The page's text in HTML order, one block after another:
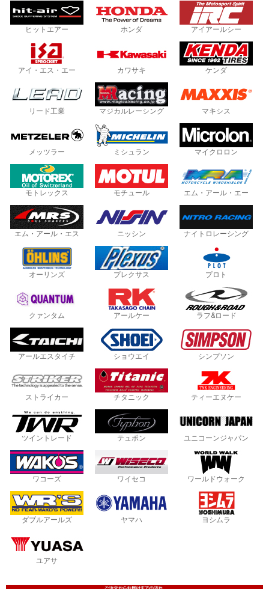
ヒットエアー ホンダ アイアールシー
アイ・エス・エー カワサキ ケンダ
リード工業 マジカルレーシング マキシス
メッツラー ミシュラン マイクロロン
モトレックス モチュール エム・アール・エー
エム・アール・エス ニッシン ナイトロレーシング
オーリンズ プレクサス プロト
クァンタム アールケー ラフ&ロード
アールエスタイチ ショウエイ シンプソン
ストライカー チタニック ティーエヌケー
ツイントレード テュポン ユニコーンジャパン
ワコーズ ワイセコ ワールドウォーク
ダブルアールズ ヤマハ ヨシムラ
ユアサ